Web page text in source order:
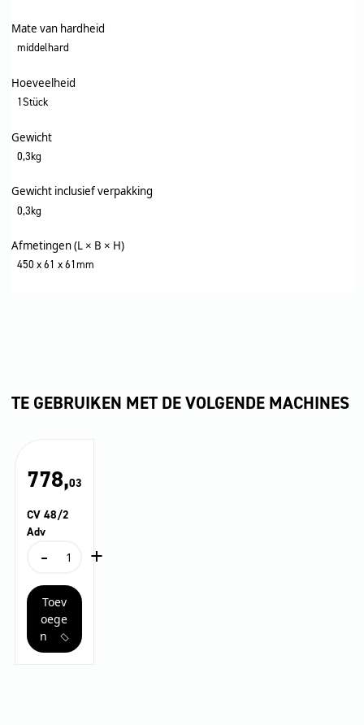
Mate van hardheid
middelhard
Hoeveelheid
1Stück
Gewicht
0,3kg
Gewicht inclusief verpakking
0,3kg
Afmetingen (L × B × H)
450 x 61 x 61mm
TE GEBRUIKEN MET DE VOLGENDE MACHINES
778,03
CV 48/2
Adv
-
CV
Adv
aantal
+
Toev
oege
n